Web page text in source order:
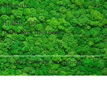
200
am Wörthersee
© 2025 die Salzgrotte